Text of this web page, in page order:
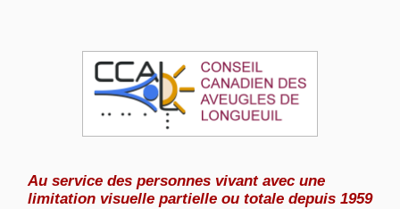
Au service des personnes vivant avec une
limitation visuelle partielle ou totale depuis 1959